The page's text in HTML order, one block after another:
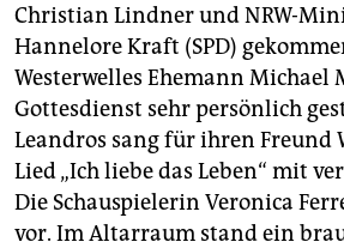
Christian Lindner und NRW-
Hannelore Kraft (SPD)
Westerwelles Ehemann Michael
Gottesdienst sehr persönlich
Leandros sang für ihren Freund
Lied „Ich liebe das Leben“ mit
Die Schauspielerin Veronica
vor. Im Altarraum stand ein